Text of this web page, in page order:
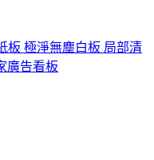
板 極淨無塵白板 局部清
廣告看板